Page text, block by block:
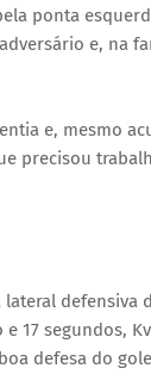
ponta
e, na
e, mesmo
precisou
17 segundos,
defesa do